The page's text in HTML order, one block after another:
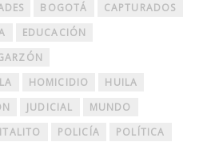
BOGOTÁ
CAPTURADOS
EDUCACIÓN
HOMICIDIO
HUILA
JUDICIAL
MUNDO
POLICÍA
POLÍTICA